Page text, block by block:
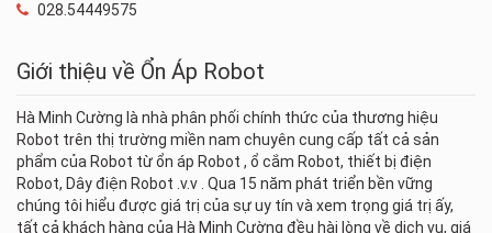
028.54449575
Giới thiệu về Ổn Áp Robot
Hà Minh Cường là nhà phân phối chính thức của thương hiệu
Robot trên thị trường miền nam chuyên cung cấp tất cả sản
phẩm của Robot từ ổn áp Robot , ổ cắm Robot, thiết bị điện
Robot, Dây điện Robot .v.v . Qua 15 năm phát triển bền vững
chúng tôi hiểu được giá trị của sự uy tín và xem trọng giá trị ấy,
tất cả khách hàng của Hà Minh Cường đều hài lòng về dịch vụ, giá